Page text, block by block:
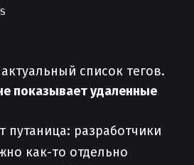
список тегов.
показывает удаленные
путаница: разработчики
как-то отдельно